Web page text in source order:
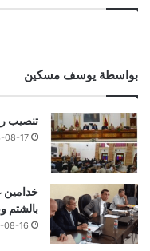
بواسطة يوسف مسكين
تنصيب
08-17
خدامين
بالشتم
08-16